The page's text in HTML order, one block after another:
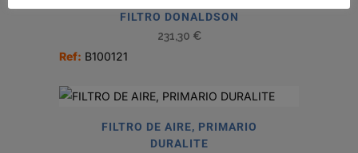
FILTRO DONALDSON
231,30 €
Ref: B100121
FILTRO DE AIRE, PRIMARIO
DURALITE